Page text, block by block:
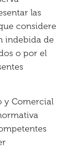
las
considere
indebida de
o por el
y Comercial